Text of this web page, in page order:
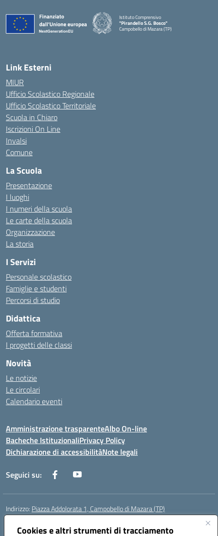
Cookies e altri strumenti di tracciamento
Istituto Comprensivo
"Pirandello S.G. Bosco"
Campobello di Mazara (TP)
— Visita la pagina iniziale della scuola
Link Esterni
MIUR
Ufficio Scolastico Regionale
Ufficio Scolastico Territoriale
Scuola in Chiaro
Iscrizioni On Line
Invalsi
Comune
La Scuola
Presentazione
I luoghi
I numeri della scuola
Le carte della scuola
Organizzazione
La storia
I Servizi
Personale scolastico
Famiglie e studenti
Percorsi di studio
Didattica
Offerta formativa
I progetti delle classi
Novità
Le notizie
Le circolari
Calendario eventi
Amministrazione trasparenteAlbo On-line
Bacheche IstituzionaliPrivacy Policy
Dichiarazione di accessibilitàNote legali
Seguici su:
Indirizzo: Piazza Addolorata 1, Campobello di Mazara (TP)
Centralino:
Posta elettronica certificata (PEC):tpic81800e@pec.istruzione.it